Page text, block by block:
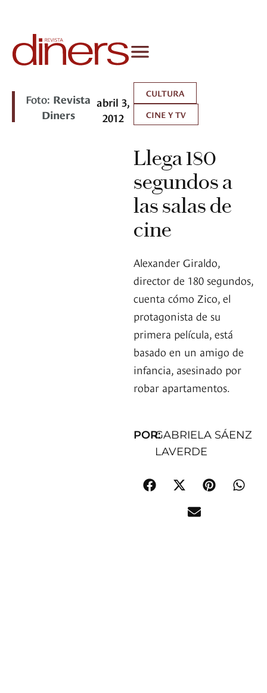
Foto: Revista
Diners
abril 3,
2012
CULTURA
CINE Y TV
Llega 180
segundos a
las salas de
cine
Alexander Giraldo,
director de 180 segundos,
cuenta cómo Zico, el
protagonista de su
primera película, está
basado en un amigo de
infancia, asesinado por
robar apartamentos.
POR:GABRIELA SÁENZ
LAVERDE